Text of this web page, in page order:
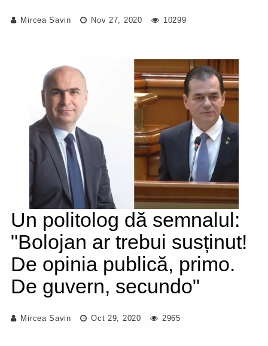
Mircea Savin Nov 27, 2020 10299
Un politolog dă semnalul:
"Bolojan ar trebui susținut!
De opinia publică, primo.
De guvern, secundo"
Mircea Savin Oct 29, 2020 2965